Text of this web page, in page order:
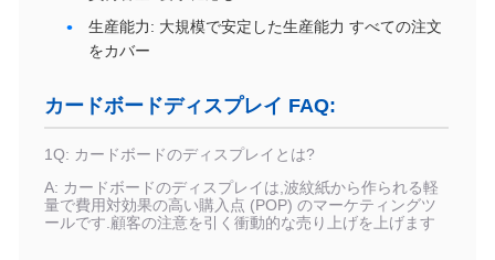
生産能力: 大規模で安定した生産能力 すべての注文
をカバー
カードボードディスプレイ FAQ:
1Q: カードボードのディスプレイとは?
A: カードボードのディスプレイは,波紋紙から作られる軽
量で費用対効果の高い購入点 (POP) のマーケティングツ
ールです.顧客の注意を引く衝動的な売り上げを上げます